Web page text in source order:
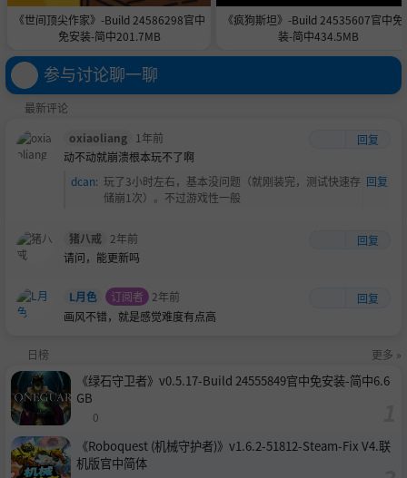
《世间顶尖作家》-Build 24586298官中
免安装-简中201.7MB
《疯狗斯坦》-Build 24535607官中免
装-简中434.5MB
参与讨论聊一聊
最新评论
oxiaoliang
1年前
回复
动不动就崩溃根本玩不了啊
dcan: 玩了3小时左右，基本没问题（就刚装完，测试快速存
储崩1次）。不过游戏性一般
回复
猪八戒 2年前
回复
请问，能更新吗
L月色 订阅者 2年前
回复
画风不错，就是感觉难度有点高
日榜 更多 »
《绿石守卫者》v0.5.17-Build 24555849官中免安装-简中6.6
GB
0
《Roboquest (机械守护者)》v1.6.2-51812-Steam-Fix V4.联
机版官中简体